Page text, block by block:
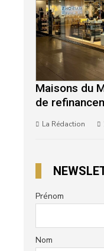
Maisons du
de
La Rédaction
Prénom
Nom